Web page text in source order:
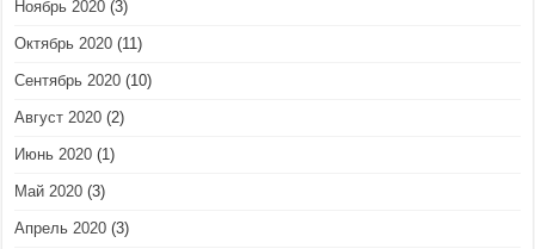
Ноябрь 2020 (3)
Октябрь 2020 (11)
Сентябрь 2020 (10)
Август 2020 (2)
Июнь 2020 (1)
Май 2020 (3)
Апрель 2020 (3)